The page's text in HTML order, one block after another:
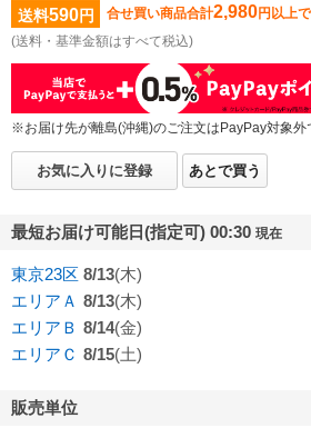
送料590円 合せ買い商品合計2,980円以上で
(送料・基準金額はすべて税込)
※お届け先が離島(沖縄)のご注文はPayPay対象外
お気に入りに登録 あとで買う
最短お届け可能日(指定可) 00:30 現在
東京23区 8/13(木)
エリアＡ 8/13(木)
エリアＢ 8/14(金)
エリアＣ 8/15(土)
販売単位